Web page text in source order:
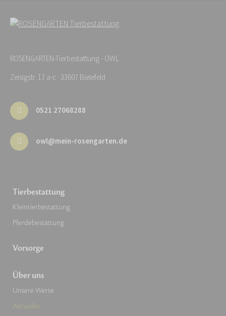
ROSENGARTEN-Tierbestattung - OWL
Zeisigstr. 17 a-c · 33607 Bielefeld
0521 27068288
owl@mein-rosengarten.de
Tierbestattung
Kleintierbestattung
Pferdebestattung
Vorsorge
Über uns
Unsere Werte
Aktuelles